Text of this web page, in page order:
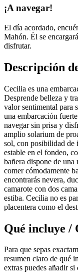
¡A navegar!
El día acordado,
Mahón. Él se
disfrutar.
Descripción
Cecilia es una
Desprende belleza y
valor sentimental para
una embarcación
navegar sin prisa y
amplio solarium de
sol, con posibilidad
estable en el fondeo,
bañera dispone de una
comer cómodamente
encontrarás nevera,
camarote con dos
estiba. Cecilia no es
placentera como el
Qué incluye /
Para que sepas
resumen claro de qué
extras puedes añadir